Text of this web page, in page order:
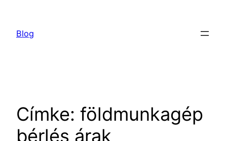
tartalomhoz
Blog
Címke: földmunkagép
bérlés árak